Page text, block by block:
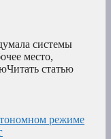
системы
место,
статью
режиме